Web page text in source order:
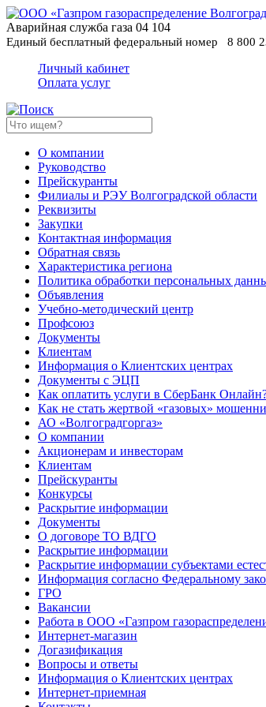
Аварийная служба газа 04 104
Единый бесплатный федеральный номер
8 800
Личный кабинет
Оплата услуг
О компании
Руководство
Прейскуранты
Филиалы и РЭУ Волгоградской области
Реквизиты
Закупки
Контактная информация
Обратная связь
Характеристика региона
Политика обработки персональных
Oбъявления
Учебно-методический центр
Профсоюз
Документы
Клиентам
Информация о Клиентских центрах
Документы с ЭЦП
Как оплатить услуги в СберБанк
Как не стать жертвой «газовых»
АО «Волгоградгоргаз»
О компании
Акционерам и инвесторам
Клиентам
Прейскуранты
Конкурсы
Раскрытие информации
Документы
О договоре ТО ВДГО
Раскрытие информации
Раскрытие информации субъектами
Информация согласно Федеральному
ГРО
Вакансии
Работа в ООО «Газпром
Интернет-магазин
Догазификация
Вопросы и ответы
Информация о Клиентских центрах
Интернет-приемная